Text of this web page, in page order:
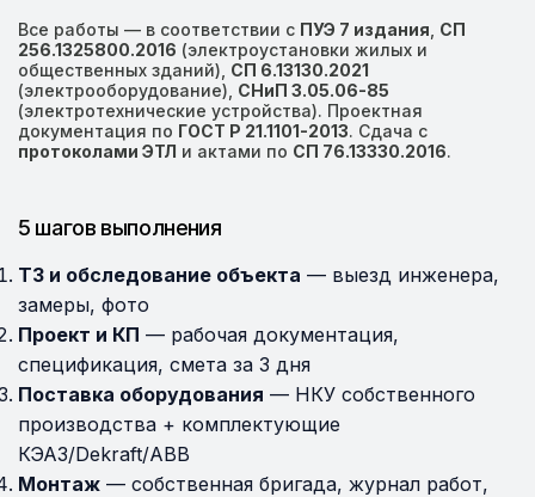
Все работы — в соответствии с ПУЭ 7 издания СП
256.1325800.2016 (электроустановки жилых и
общественных зданий), СП 6.13130.2021
(электрооборудование), СНиП 3.05.06-85
(электротехнические устройства). Проектная
документация по ГОСТ Р 21.1101-2013. Сдача с
протоколами ЭТЛ и актами по СП 76.13330.2016.
5 шагов выполнения
ТЗ и обследование объекта — выезд инженера,
замеры, фото
Проект и КП — рабочая документация,
спецификация, смета за 3 дня
Поставка оборудования — НКУ собственного
производства + комплектующие
КЭАЗ/Dekraft/ABB
Монтаж — собственная бригада, журнал работ,